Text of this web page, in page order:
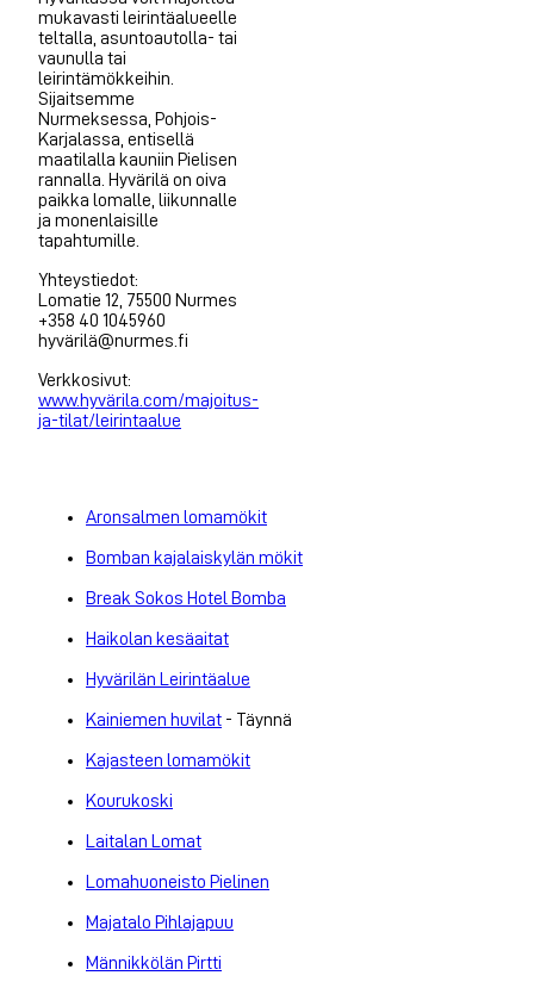
mukavasti leirintäalueelle
teltalla, asuntoautolla- tai
vaunulla tai
leirintämökkeihin.
Sijaitsemme
Nurmeksessa, Pohjois-
Karjalassa, entisellä
maatilalla kauniin Pielisen
rannalla. Hyvärilä on oiva
paikka lomalle, liikunnalle
ja monenlaisille
tapahtumille.
Yhteystiedot:
Lomatie 12, 75500 Nurmes
+358 40 1045960
hyvärilä@nurmes.fi
Verkkosivut:
www.hyvärila.com/majoitus-
ja-tilat/leirintaalue
Aronsalmen lomamökit
Bomban kajalaiskylän mökit
Break Sokos Hotel Bomba
Haikolan kesäaitat
Hyvärilän Leirintäalue
Kainiemen huvilat - Täynnä
Kajasteen lomamökit
Kourukoski
Laitalan Lomat
Lomahuoneisto Pielinen
Majatalo Pihlajapuu
Männikkölän Pirtti